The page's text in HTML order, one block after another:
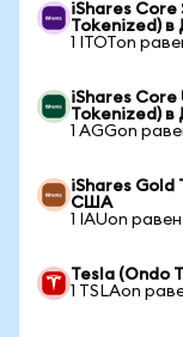
iShares Core
Tokenized)
1 ITOTon
iShares Core
Tokenized)
1 AGGon
iShares Gold
США
1 IAUon
Tesla (Ondo
1 TSLAon